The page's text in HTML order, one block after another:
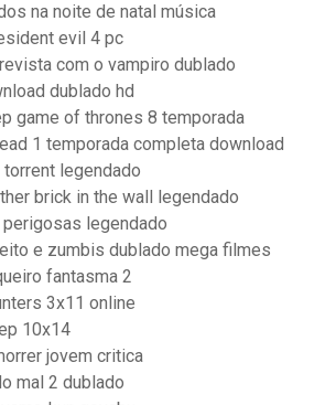
na noite de natal música
evil 4 pc
com o vampiro dublado
dublado hd
game of thrones 8 temporada
1 temporada completa download
legendado
brick in the wall legendado
legendado
e zumbis dublado mega filmes
fantasma 2
3x11 online
10x14
jovem critica
mal 2 dublado